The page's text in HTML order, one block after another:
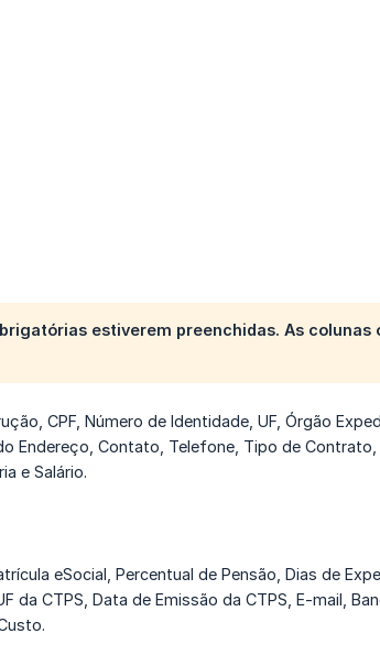
estiverem preenchidas. As colunas
CPF, Número de Identidade, UF, Órgão
Endereço, Contato, Telefone, Tipo de
e Salário.
eSocial, Percentual de Pensão, Dias de
da CTPS, Data de Emissão da CTPS, E-mail,